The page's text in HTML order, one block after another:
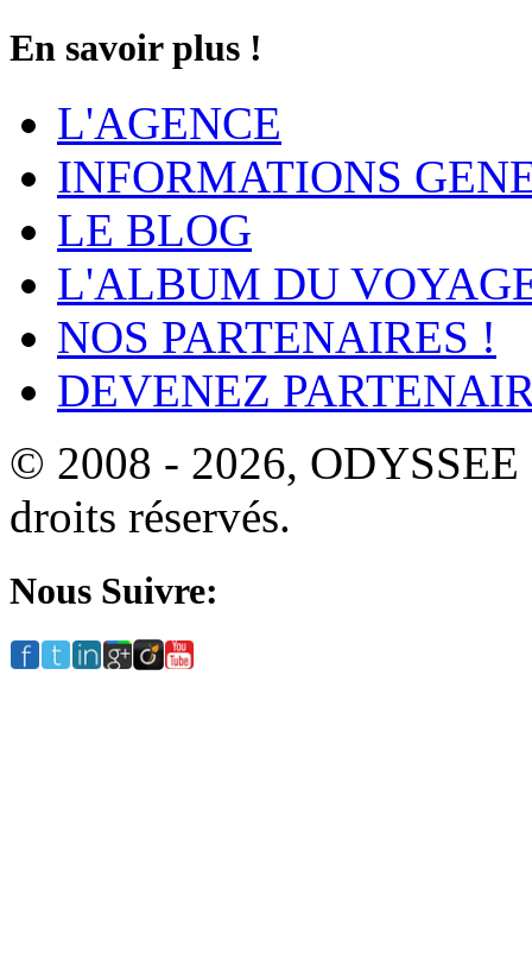
En savoir plus !
L'AGENCE
INFORMATIONS
LE BLOG
L'ALBUM DU
NOS PARTENAIRES !
DEVENEZ
© 2008 - 2026,
droits réservés.
Nous Suivre: